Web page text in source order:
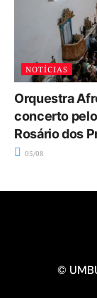
NOTÍCIAS
Orquestra
concerto
Rosário dos
05/08
©